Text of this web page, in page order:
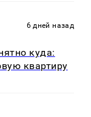
6 дней назад
куда:
квартиру